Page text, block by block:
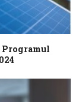
Programul
18.730 pentru